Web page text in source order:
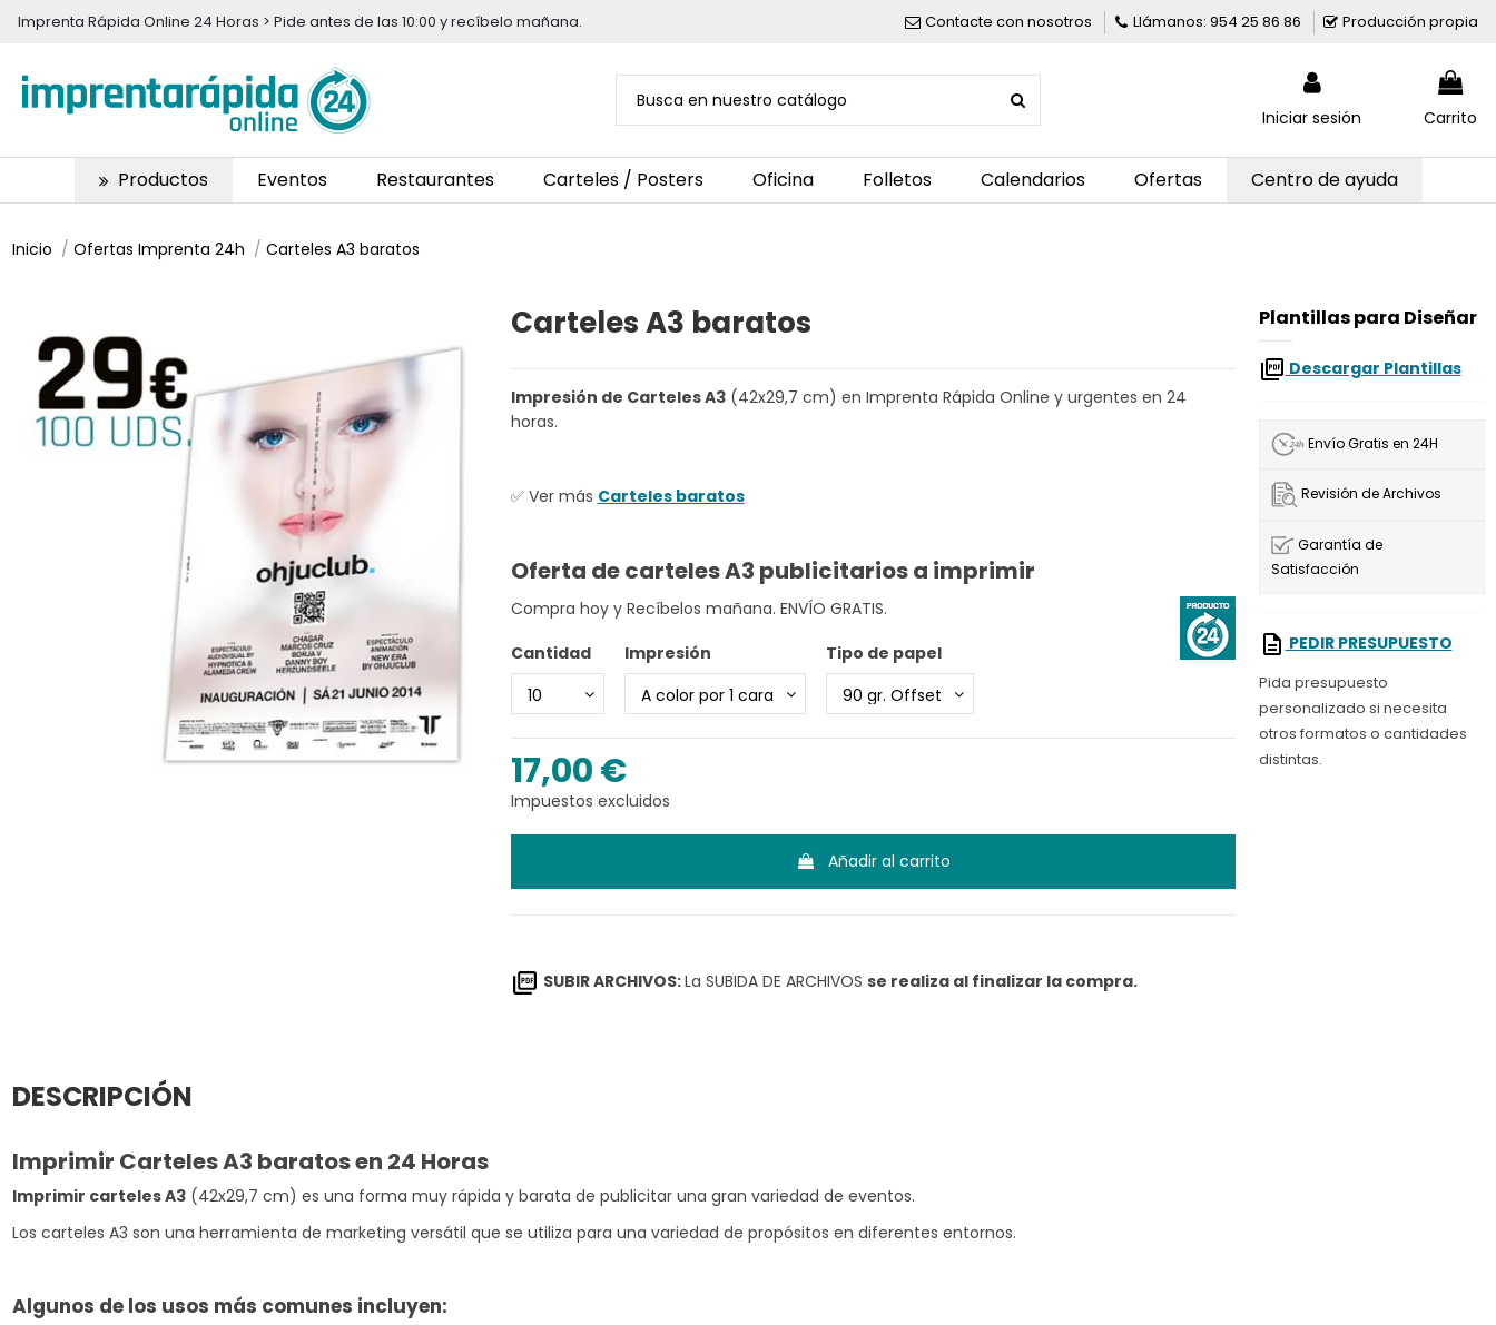
Imprenta Rápida Online 24 Horas > Pide antes de las 10:00 y recíbelo mañana. Contacte con nosotros Llámanos: 954 25 86 86 Producción propia
Iniciar sesión Carrito
Productos Eventos Restaurantes Carteles / Posters Oficina Folletos Calendarios Ofertas Centro de ayuda
Inicio Ofertas Imprenta 24h Carteles A3 baratos
Carteles A3 baratos
Impresión de Carteles A3(42x29,7 cm) en Imprenta Rápida Online y urgentes en 24
horas.
✅ Ver más Carteles baratos
Oferta de carteles A3 publicitarios a imprimir
Compra hoy y Recíbelos mañana. ENVÍO GRATIS.
Cantidad Impresión Tipo de papel
17,00 €
Impuestos excluidos
Añadir al carrito
SUBIR ARCHIVOS:La SUBIDA DE ARCHIVOS se realiza al finalizar la compra.
Plantillas para Diseñar
Descargar Plantillas
Envío Gratis en 24H
Revisión de Archivos
Garantía de
Satisfacción
PEDIR PRESUPUESTO
Pida presupuesto
personalizado si necesita
otros formatos o cantidades
distintas.
DESCRIPCIÓN
Imprimir Carteles A3 baratos en 24 Horas
Imprimir carteles A3(42x29,7 cm) es una forma muy rápida y barata de publicitar una gran variedad de eventos.
Los carteles A3 son una herramienta de marketing versátil que se utiliza para una variedad de propósitos en diferentes entornos.
Algunos de los usos más comunes incluyen: